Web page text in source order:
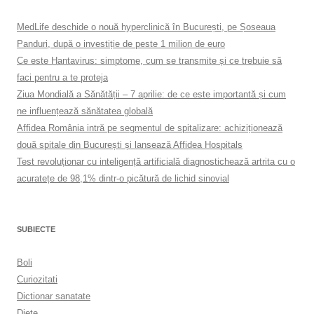
MedLife deschide o nouă hyperclinică în București, pe Șoseaua
Panduri, după o investiție de peste 1 milion de euro
Ce este Hantavirus: simptome, cum se transmite și ce trebuie să
faci pentru a te proteja
Ziua Mondială a Sănătății – 7 aprilie: de ce este importantă și cum
ne influențează sănătatea globală
Affidea România intră pe segmentul de spitalizare: achiziționează
două spitale din București și lansează Affidea Hospitals
Test revoluționar cu inteligență artificială diagnostichează artrita cu o
acuratețe de 98,1% dintr-o picătură de lichid sinovial
SUBIECTE
Boli
Curiozitati
Dictionar sanatate